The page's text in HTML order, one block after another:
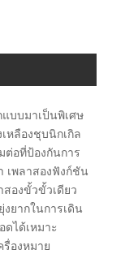
บบมาเป็นพิเศษ
หลืองชุบนิกเกิล
ต่อที่ป้องกันการ
พลาสองฟังก์ชัน
องขั้วขั้วเดียว
ยากในการเดิน
ได้เหมาะ
องหมาย